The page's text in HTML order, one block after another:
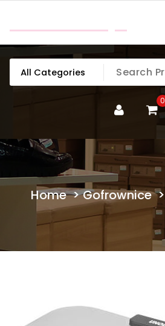
content
0
Home>Gofrownice>